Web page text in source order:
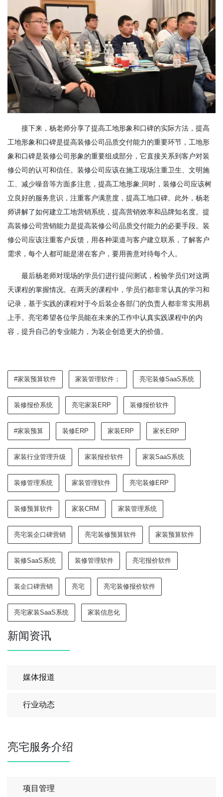
接下来，杨老师分享了提高工地形象和口碑的实际方法，提高
工地形象和口碑是提高装修公司品质交付能力的重要环节，工地形
象和口碑是装修公司形象的重要组成部分，它直接关系到客户对装
修公司的认可和信任。装修公司应该在施工现场注重卫生、文明施
工、减少噪音等方面多注意，提高工地形象;同时，装修公司应该树
立良好的服务意识，注重客户满意度，提高工地口碑。此外，杨老
师讲解了如何建立工地营销系统，提高营销效率和品牌知名度。提
高装修公司营销能力是提高装修公司品质交付能力的必要手段。装
修公司应该注重客户反馈，用各种渠道与客户建立联系，了解客户
需求，每个人都可能是潜在客户，要用善意对待每个人。
最后杨老师对现场的学员们进行提问测试，检验学员们对这两
天课程的掌握情况。在两天的课程中，学员们都非常认真的学习和
记录，基于实践的课程对于今后装企各部门的负责人都非常实用易
上手。亮宅希望各位学员能在未来的工作中认真实践课程中的内
容，提升自己的专业能力，为装企创造更大的价值。
#家装预算软件 家装管理软件； 亮宅装修SaaS系统
装修报价系统 亮宅家装ERP 装修报价软件
#家装预算 装修ERP 家装ERP 家长ERP
家装行业管理升级 家装报价软件 家装SaaS系统
装修管理系统 家装管理软件 亮宅装修ERP
装修预算软件 家装CRM 家装管理系统
亮宅装企口碑营销 亮宅装修预算软件 家装预算软件
装修SaaS系统 装修管理软件 亮宅报价软件
装企口碑营销 亮宅 亮宅装修报价软件
亮宅家装SaaS系统 家装信息化
新闻资讯
媒体报道
行业动态
亮宅服务介绍
项目管理